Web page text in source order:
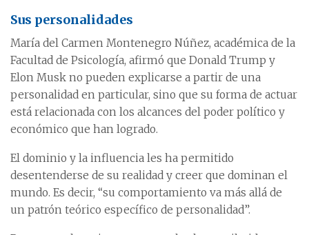
Sus personalidades
María del Carmen Montenegro Núñez, académica de la
Facultad de Psicología, afirmó que Donald Trump y
Elon Musk no pueden explicarse a partir de una
personalidad en particular, sino que su forma de actuar
está relacionada con los alcances del poder político y
económico que han logrado.
El dominio y la influencia les ha permitido
desentenderse de su realidad y creer que dominan el
mundo. Es decir, “su comportamiento va más allá de
un patrón teórico específico de personalidad”.